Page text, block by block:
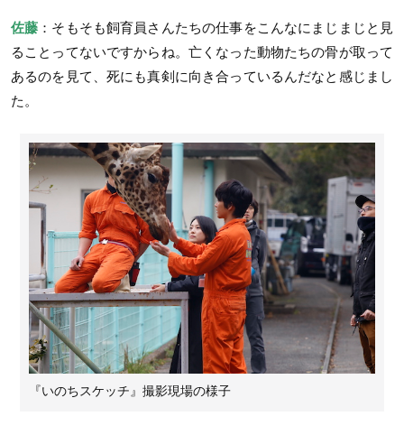
佐藤 ：そもそも飼育員さんたちの仕事をこんなにまじまじと見
ることってないですからね。亡くなった動物たちの骨が取って
あるのを見て、死にも真剣に向き合っているんだなと感じまし
た。
『いのちスケッチ』撮影現場の様子